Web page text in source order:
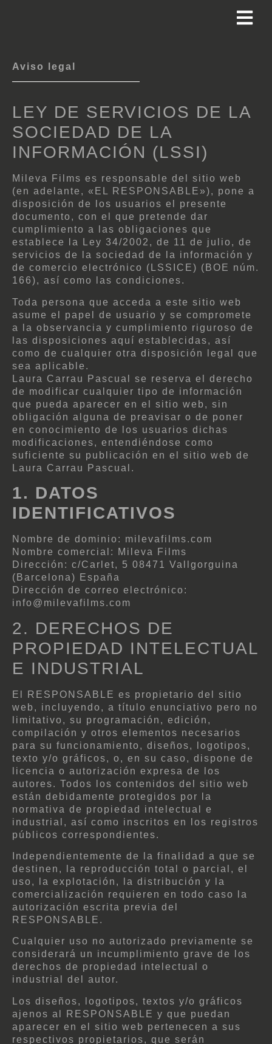
Aviso legal
LEY DE SERVICIOS DE LA
SOCIEDAD DE LA
INFORMACIÓN (LSSI)
Mileva Films es responsable del sitio web
(en adelante, «EL RESPONSABLE»), pone a
disposición de los usuarios el presente
documento, con el que pretende dar
cumplimiento a las obligaciones que
establece la Ley 34/2002, de 11 de julio, de
servicios de la sociedad de la información y
de comercio electrónico (LSSICE) (BOE núm.
166), así como las condiciones.
Toda persona que acceda a este sitio web
asume el papel de usuario y se compromete
a la observancia y cumplimiento riguroso de
las disposiciones aquí establecidas, así
como de cualquier otra disposición legal que
sea aplicable.
Laura Carrau Pascual se reserva el derecho
de modificar cualquier tipo de información
que pueda aparecer en el sitio web, sin
obligación alguna de preavisar o de poner
en conocimiento de los usuarios dichas
modificaciones, entendiéndose como
suficiente su publicación en el sitio web de
Laura Carrau Pascual.
1. DATOS
IDENTIFICATIVOS
Nombre de dominio: milevafilms.com
Nombre comercial: Mileva Films
Dirección: c/Carlet, 5 08471 Vallgorguina
(Barcelona) España
Dirección de correo electrónico:
info@milevafilms.com
2. DERECHOS DE
PROPIEDAD INTELECTUAL
E INDUSTRIAL
El RESPONSABLE es propietario del sitio
web, incluyendo, a título enunciativo pero no
limitativo, su programación, edición,
compilación y otros elementos necesarios
para su funcionamiento, diseños, logotipos,
texto y/o gráficos, o, en su caso, dispone de
licencia o autorización expresa de los
autores. Todos los contenidos del sitio web
están debidamente protegidos por la
normativa de propiedad intelectual e
industrial, así como inscritos en los registros
públicos correspondientes.
Independientemente de la finalidad a que se
destinen, la reproducción total o parcial, el
uso, la explotación, la distribución y la
comercialización requieren en todo caso la
autorización escrita previa del
RESPONSABLE.
Cualquier uso no autorizado previamente se
considerará un incumplimiento grave de los
derechos de propiedad intelectual o
industrial del autor.
Los diseños, logotipos, textos y/o gráficos
ajenos al RESPONSABLE y que puedan
aparecer en el sitio web pertenecen a sus
respectivos propietarios, que serán